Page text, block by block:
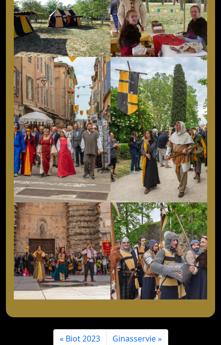
Biot 2023 Ginasservie